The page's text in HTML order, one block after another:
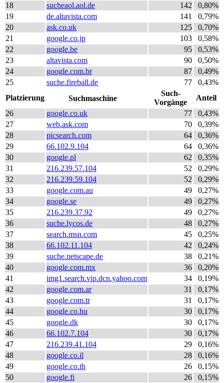
18
sucheaol.aol.de 142
0,80%
19
de.altavista.com 141
0,79%
20
ask.co.uk 125
0,70%
21
google.co.jp 103
0,58%
22
google.be 95
0,53%
23
altavista.com 90
0,50%
24
google.com.br 87
0,49%
25
suche.fireball.de 77
0,43%
Platzierung
Suchmaschine
Such-
Vorgänge
Anteil
26
google.co.uk 77
0,43%
27
web.ask.com 70
0,39%
28
picsearch.com 64
0,36%
29
66.102.9.104 64
0,36%
30
google.pl 62
0,35%
31
216.239.57.104 52
0,29%
32
216.239.59.104 52
0,29%
33
google.com.au 49
0,27%
34
google.se 49
0,27%
35
216.239.37.92 49
0,27%
36
suche.lycos.de 48
0,27%
37
search.msn.com 45
0,25%
38
66.102.11.104 42
0,24%
39
suche.netscape.de 38
0,21%
40
google.com.mx 36
0,20%
41
img1.search.vip.dcn.yahoo.com 34
0,19%
42
google.com.ar 31
0,17%
43
google.com.tr 31
0,17%
44
google.co.hu 30
0,17%
45
google.dk 30
0,17%
46
66.102.7.104 30
0,17%
47
216.239.41.104 29
0,16%
48
google.co.il 28
0,16%
49
google.co.th 26
0,15%
50
google.fi 26
0,15%